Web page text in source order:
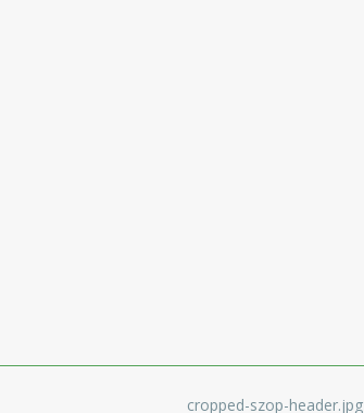
cropped-szop-header.jpg